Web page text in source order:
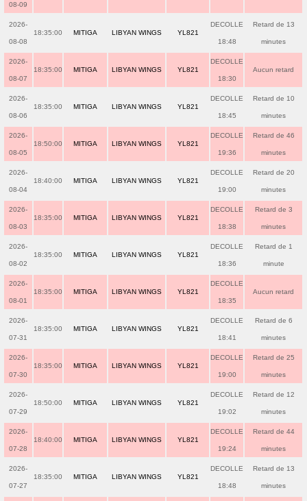
08-09
2026-
08-08
18:35:00 MITIGA LIBYAN WINGS YL821
DECOLLE
18:48
Retard de 13
minutes
2026-
08-07
18:35:00 MITIGA LIBYAN WINGS YL821
DECOLLE
18:30
Aucun retard
2026-
08-06
18:35:00 MITIGA LIBYAN WINGS YL821
DECOLLE
18:45
Retard de 10
minutes
2026-
08-05
18:50:00 MITIGA LIBYAN WINGS YL821
DECOLLE
19:36
Retard de 46
minutes
2026-
08-04
18:40:00 MITIGA LIBYAN WINGS YL821
DECOLLE
19:00
Retard de 20
minutes
2026-
08-03
18:35:00 MITIGA LIBYAN WINGS YL821
DECOLLE
18:38
Retard de 3
minutes
2026-
08-02
18:35:00 MITIGA LIBYAN WINGS YL821
DECOLLE
18:36
Retard de 1
minute
2026-
08-01
18:35:00 MITIGA LIBYAN WINGS YL821
DECOLLE
18:35
Aucun retard
2026-
07-31
18:35:00 MITIGA LIBYAN WINGS YL821
DECOLLE
18:41
Retard de 6
minutes
2026-
07-30
18:35:00 MITIGA LIBYAN WINGS YL821
DECOLLE
19:00
Retard de 25
minutes
2026-
07-29
18:50:00 MITIGA LIBYAN WINGS YL821
DECOLLE
19:02
Retard de 12
minutes
2026-
07-28
18:40:00 MITIGA LIBYAN WINGS YL821
DECOLLE
19:24
Retard de 44
minutes
2026-
07-27
18:35:00 MITIGA LIBYAN WINGS YL821
DECOLLE
18:48
Retard de 13
minutes